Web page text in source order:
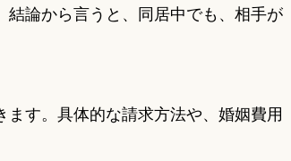
論から言うと、同居中でも、相手が
す。具体的な請求方法や、婚姻費用